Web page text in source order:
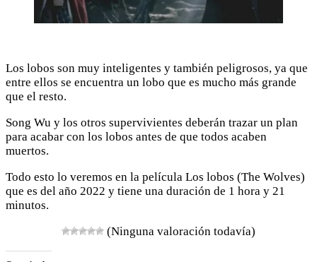
Los lobos son muy inteligentes y también peligrosos, ya que
entre ellos se encuentra un lobo que es mucho más grande
que el resto.
Song Wu y los otros supervivientes deberán trazar un plan
para acabar con los lobos antes de que todos acaben
muertos.
Todo esto lo veremos en la película Los lobos (The Wolves)
que es del año 2022 y tiene una duración de 1 hora y 21
minutos.
(Ninguna valoración todavía)